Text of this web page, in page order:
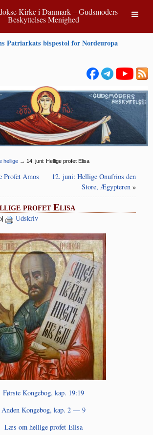
Kirke i Danmark – Gudsmoders
Beskyttelses Menighed
Patriarkats bispestol for Nordeuropa
hellige → 14. juni: Hellige profet Elisa
Profet Amos
12. juni: Hellige Onufrios den
Store, Ægypteren »
profet Elisa
| Udskriv
Før­ste Kon­ge­bog, kap. 19:19
Anden Kon­ge­bog, kap. 2 — 9
Læs om hel­li­ge pro­fet Elisa